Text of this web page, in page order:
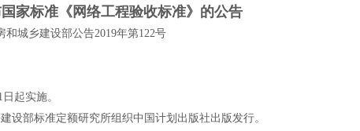
家标准《网络工程验收标准》的公告
和城乡建设部公告2019年第122号
起实施。
部标准定额研究所组织中国计划出版社出版发行。